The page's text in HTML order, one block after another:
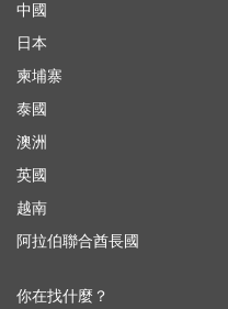
中國
日本
柬埔寨
泰國
澳洲
英國
越南
阿拉伯聯合酋長國
你在找什麼？